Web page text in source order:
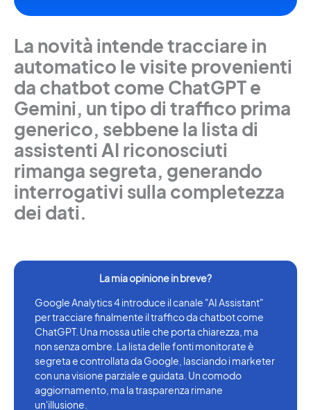
La novità intende tracciare in
automatico le visite provenienti
da chatbot come ChatGPT e
Gemini, un tipo di traffico prima
generico, sebbene la lista di
assistenti AI riconosciuti
rimanga segreta, generando
interrogativi sulla completezza
dei dati.
Google Analytics 4 introduce il canale "AI Assistant"
per tracciare finalmente il traffico da chatbot come
ChatGPT. Una mossa utile che porta chiarezza, ma
non senza ombre. La lista delle fonti monitorate è
segreta e controllata da Google, lasciando i marketer
con una visione parziale e guidata. Un comodo
aggiornamento, ma la trasparenza rimane
un'illusione.